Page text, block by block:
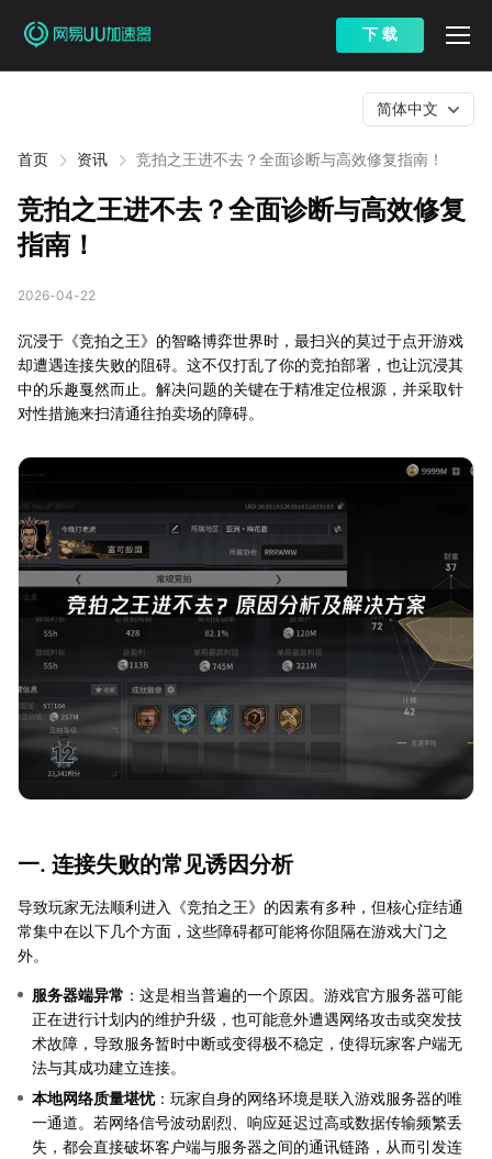
下 载
首页 资讯 竞拍之王进不去？全面诊断与高效修复指南！
简体中文
竞拍之王进不去？全面诊断与高效修复
指南！
2026-04-22
沉浸于《竞拍之王》的智略博弈世界时，最扫兴的莫过于点开游戏
却遭遇连接失败的阻碍。这不仅打乱了你的竞拍部署，也让沉浸其
中的乐趣戛然而止。解决问题的关键在于精准定位根源，并采取针
对性措施来扫清通往拍卖场的障碍。
一. 连接失败的常见诱因分析
导致玩家无法顺利进入《竞拍之王》的因素有多种，但核心症结通
常集中在以下几个方面，这些障碍都可能将你阻隔在游戏大门之
外。
服务器端异常 ：这是相当普遍的一个原因。游戏官方服务器可能
正在进行计划内的维护升级，也可能意外遭遇网络攻击或突发技
术故障，导致服务暂时中断或变得极不稳定，使得玩家客户端无
法与其成功建立连接。
本地网络质量堪忧：玩家自身的网络环境是联入游戏服务器的唯
一通道。若网络信号波动剧烈、响应延迟过高或数据传输频繁丢
失，都会直接破坏客户端与服务器之间的通讯链路，从而引发连